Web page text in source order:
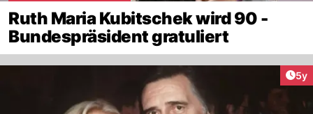
Ruth Maria Kubitschek wird 90 -
Bundespräsident gratuliert
5y